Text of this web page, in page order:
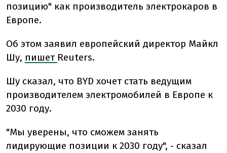
позицию" как производитель электрокаров в
Европе.
Об этом заявил европейский директор Майкл
Шу, пишет Reuters.
Шу сказал, что BYD хочет стать ведущим
производителем электромобилей в Европе к
2030 году.
"Мы уверены, что сможем занять
лидирующие позиции к 2030 году", - сказал